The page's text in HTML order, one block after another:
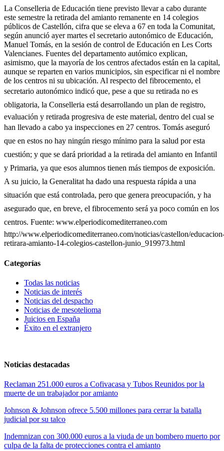
La Conselleria de Educación tiene previsto llevar a cabo durante
este semestre la retirada del amianto remanente en 14 colegios
públicos de Castellón, cifra que se eleva a 67 en toda la Comunitat,
según anunció ayer martes el secretario autonómico de Educación,
Manuel Tomás, en la sesión de control de Educación en Les Corts
Valencianes. Fuentes del departamento autómico explican,
asimismo, que la mayoría de los centros afectados están en la capital,
aunque se reparten en varios municipios, sin especificar ni el nombre
de los centros ni su ubicación. Al respecto del fibrocemento, el
secretario autonómico indicó que, pese a que su retirada no es
obligatoria, la Conselleria está desarrollando un plan de registro,
evaluación y retirada progresiva de este material, dentro del cual se
han llevado a cabo ya inspecciones en 27 centros. Tomás aseguró
que en estos no hay ningún riesgo mínimo para la salud por esta
cuestión; y que se dará prioridad a la retirada del amianto en Infantil
y Primaria, ya que esos alumnos tienen más tiempos de exposición.
A su juicio, la Generalitat ha dado una respuesta rápida a una
situación que está controlada, pero que genera preocupación, y ha
asegurado que, en breve, el fibrocemento será ya poco común en los
centros. Fuente: www.elperiodicomediterraneo.com
http://www.elperiodicomediterraneo.com/noticias/castellon/
retirara-amianto-14-colegios-castellon-junio_919973.html
Categorías
Todas las noticias
Noticias de interés
Noticias del despacho
Noticias de mesotelioma
Juicios en España
Éxito en el extranjero
Noticias destacadas
Reclaman 251.000 euros a Cofivacasa y Tubos Reunidos por la
muerte de un trabajador por amianto
Johnson & Johnson ofrece 5.500 millones para cerrar la batalla
judicial por su talco
Indemnizan con 300.000 euros a la viuda de un bombero muerto por
culpa de la falta de protecciones contra el amianto